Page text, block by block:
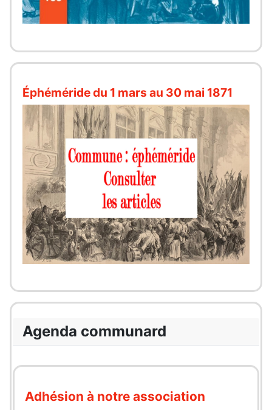
Éphéméride du 1 mars au 30 mai 1871
Agenda communard
Adhésion à notre association